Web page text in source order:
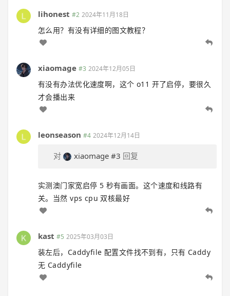
lihonest #2 2024年11月18日
怎么用？有没有详细的图文教程？
xiaomage #3 2024年12月05日
有没有办法优化速度啊，这个 o11 开了启停，要很久
才会播出来
leonseason #4 2024年12月14日
对 xiaomage #3 回复
实测澳门家宽启停 5 秒有画面。这个速度和线路有
关。当然 vps cpu 双核最好
kast #5 2025年03月03日
装左后，Caddyfile 配置文件找不到有，只有 Caddy
无 Caddyfile